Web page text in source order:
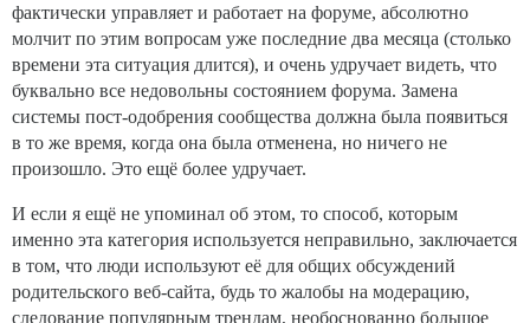
фактически управляет и работает на форуме, абсолютно
молчит по этим вопросам уже последние два месяца (столько
времени эта ситуация длится), и очень удручает видеть, что
буквально все недовольны состоянием форума. Замена
системы пост-одобрения сообщества должна была появиться
в то же время, когда она была отменена, но ничего не
произошло. Это ещё более удручает.
И если я ещё не упоминал об этом, то способ, которым
именно эта категория используется неправильно, заключается
в том, что люди используют её для общих обсуждений
родительского веб-сайта, будь то жалобы на модерацию,
следование популярным трендам, необоснованно большое